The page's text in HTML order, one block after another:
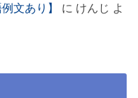
文あり】
に けんじ よ